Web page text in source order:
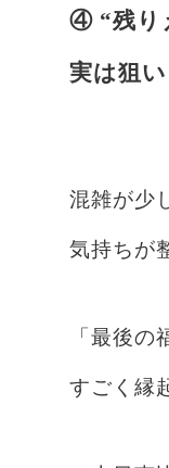
④ “残り
実は狙い
混雑が少
気持ちが
「最後の
すごく縁